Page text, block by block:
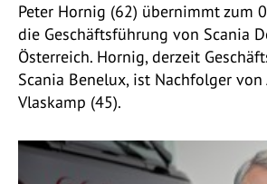
Peter Hornig (62) übernimmt zum
die Geschäftsführung von Scania
Österreich. Hornig, derzeit
Scania Benelux, ist Nachfolger von
Vlaskamp (45).